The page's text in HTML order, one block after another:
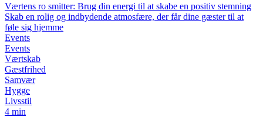
Værtens ro smitter: Brug din energi til at skabe en positiv stemning
Skab en rolig og indbydende atmosfære, der får dine gæster til at
føle sig hjemme
Events
Events
Værtskab
Gæstfrihed
Samvær
Hygge
Livsstil
4 min